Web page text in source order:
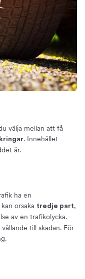
välja mellan att få
. Innehållet
är.
ha en
orsaka tredje part,
av en trafikolycka.
till skadan. För